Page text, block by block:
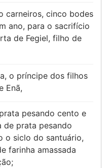
carneiros, cinco bodes
ano, para o sacrifício
de Fegiel, filho de
o príncipe dos filhos
Enã,
pesando cento e
de prata pesando
o siclo do santuário,
farinha amassada